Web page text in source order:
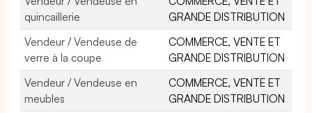
quincaillerie
GRANDE DISTRIBUTION
Vendeur / Vendeuse de
verre à la coupe
COMMERCE, VENTE ET
GRANDE DISTRIBUTION
Vendeur / Vendeuse en
meubles
COMMERCE, VENTE ET
GRANDE DISTRIBUTION